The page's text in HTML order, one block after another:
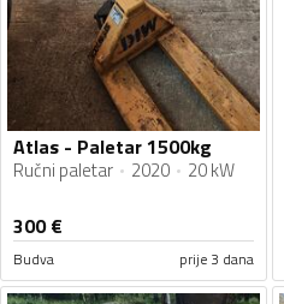
Atlas - Paletar 1500kg
Ručni paletar 2020 20 kW
300€
Budva prije 3 dana